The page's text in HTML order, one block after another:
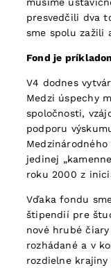
presvedčili dva
sme spolu zažili
Fond je
V4 dodnes
Medzi úspechy
spoločnosti,
podporu
jedinej
roku 2000 z
Vďaka fondu
štipendií pre
nové hrubé
rozhádané a v
rozdielne